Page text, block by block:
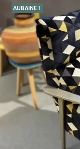
AUBAINE !